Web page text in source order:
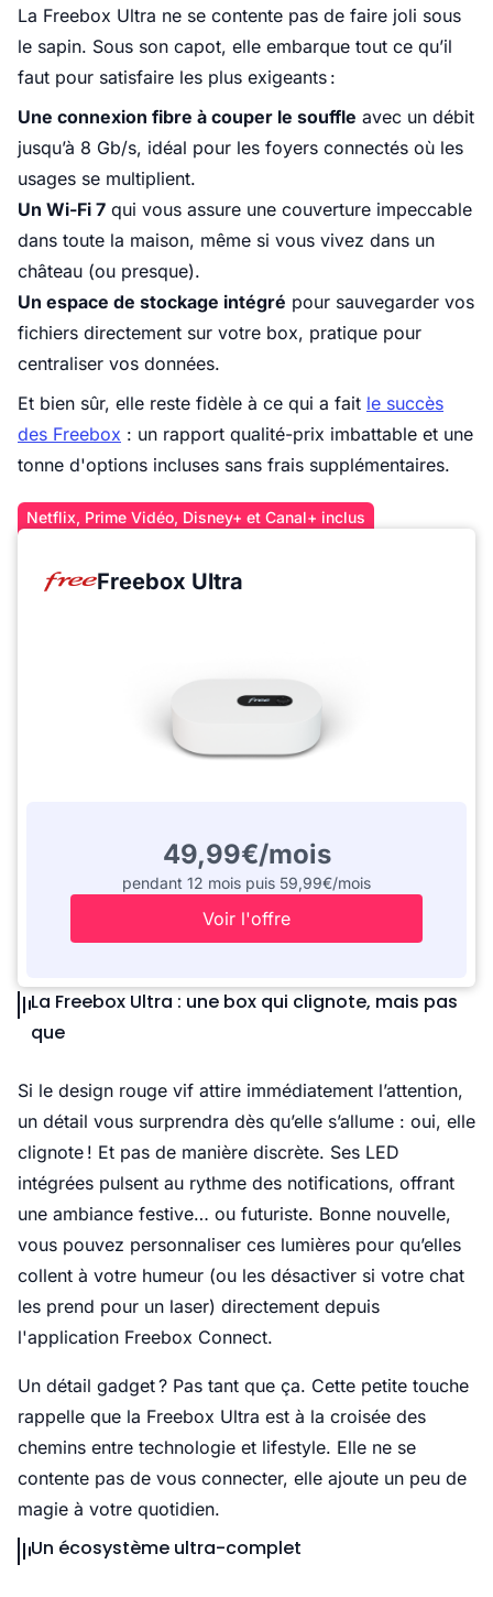
La Freebox Ultra ne se contente pas de faire joli sous
le sapin. Sous son capot, elle embarque tout ce qu’il
faut pour satisfaire les plus exigeants :
Une connexion fibre à couper le souffle avec un débit
jusqu’à 8 Gb/s, idéal pour les foyers connectés où les
usages se multiplient.
Un Wi-Fi 7 qui vous assure une couverture impeccable
dans toute la maison, même si vous vivez dans un
château (ou presque).
Un espace de stockage intégré pour sauvegarder vos
fichiers directement sur votre box, pratique pour
centraliser vos données.
Et bien sûr, elle reste fidèle à ce qui a fait le succès
des Freebox : un rapport qualité-prix imbattable et une
tonne d'options incluses sans frais supplémentaires.
Netflix, Prime Vidéo, Disney+ et Canal+ inclus
Freebox Ultra
49,99€/mois
pendant 12 mois puis 59,99€/mois
Voir l'offre
La Freebox Ultra : une box qui clignote, mais pas
que
Si le design rouge vif attire immédiatement l’attention,
un détail vous surprendra dès qu’elle s’allume : oui, elle
clignote ! Et pas de manière discrète. Ses LED
intégrées pulsent au rythme des notifications, offrant
une ambiance festive… ou futuriste. Bonne nouvelle,
vous pouvez personnaliser ces lumières pour qu’elles
collent à votre humeur (ou les désactiver si votre chat
les prend pour un laser) directement depuis
l'application Freebox Connect.
Un détail gadget ? Pas tant que ça. Cette petite touche
rappelle que la Freebox Ultra est à la croisée des
chemins entre technologie et lifestyle. Elle ne se
contente pas de vous connecter, elle ajoute un peu de
magie à votre quotidien.
Un écosystème ultra-complet